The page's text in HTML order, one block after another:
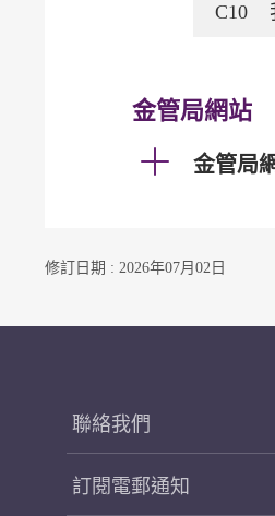
C10
金管局網站
金管局
修訂日期 : 2026年07月02日
聯絡我們
訂閱電郵通知